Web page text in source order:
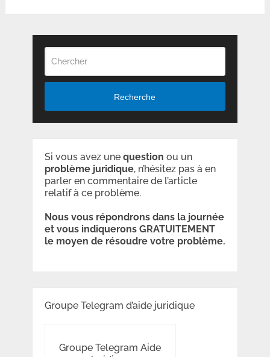
Recherche
Si vous avez une question ou un
problème juridique, n’hésitez pas à en
parler en commentaire de l’article
relatif à ce problème.
Nous vous répondrons dans la journée
et vous indiquerons GRATUITEMENT
le moyen de résoudre votre problème.
Groupe Telegram d’aide juridique
Groupe Telegram Aide